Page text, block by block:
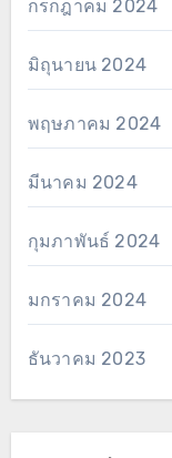
กรกฎาคม 2024
มิถุนายน 2024
พฤษภาคม 2024
มีนาคม 2024
กุมภาพันธ์ 2024
มกราคม 2024
ธันวาคม 2023